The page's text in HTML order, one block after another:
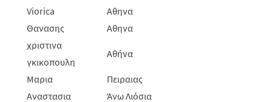
Viorica
Αθηνα
Θανασης
Αθηνα
χριστινα
γκικοπουλη
Αθήνα
Μαρια
Πειραιας
Αναστασια
Άνω Λιόσια